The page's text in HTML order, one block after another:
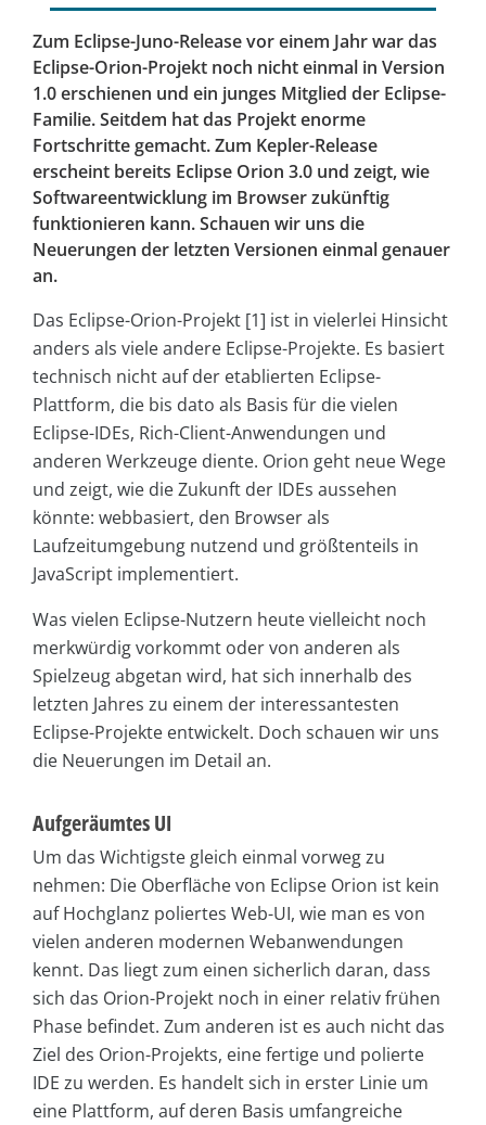
Zum Eclipse-Juno-Release vor einem Jahr war das
Eclipse-Orion-Projekt noch nicht einmal in Version
1.0 erschienen und ein junges Mitglied der Eclipse-
Familie. Seitdem hat das Projekt enorme
Fortschritte gemacht. Zum Kepler-Release
erscheint bereits Eclipse Orion 3.0 und zeigt, wie
Softwareentwicklung im Browser zukünftig
funktionieren kann. Schauen wir uns die
Neuerungen der letzten Versionen einmal genauer
an.
Das Eclipse-Orion-Projekt [1] ist in vielerlei Hinsicht
anders als viele andere Eclipse-Projekte. Es basiert
technisch nicht auf der etablierten Eclipse-
Plattform, die bis dato als Basis für die vielen
Eclipse-IDEs, Rich-Client-Anwendungen und
anderen Werkzeuge diente. Orion geht neue Wege
und zeigt, wie die Zukunft der IDEs aussehen
könnte: webbasiert, den Browser als
Laufzeitumgebung nutzend und größtenteils in
JavaScript implementiert.
Was vielen Eclipse-Nutzern heute vielleicht noch
merkwürdig vorkommt oder von anderen als
Spielzeug abgetan wird, hat sich innerhalb des
letzten Jahres zu einem der interessantesten
Eclipse-Projekte entwickelt. Doch schauen wir uns
die Neuerungen im Detail an.
Aufgeräumtes UI
Um das Wichtigste gleich einmal vorweg zu
nehmen: Die Oberfläche von Eclipse Orion ist kein
auf Hochglanz poliertes Web-UI, wie man es von
vielen anderen modernen Webanwendungen
kennt. Das liegt zum einen sicherlich daran, dass
sich das Orion-Projekt noch in einer relativ frühen
Phase befindet. Zum anderen ist es auch nicht das
Ziel des Orion-Projekts, eine fertige und polierte
IDE zu werden. Es handelt sich in erster Linie um
eine Plattform, auf deren Basis umfangreiche